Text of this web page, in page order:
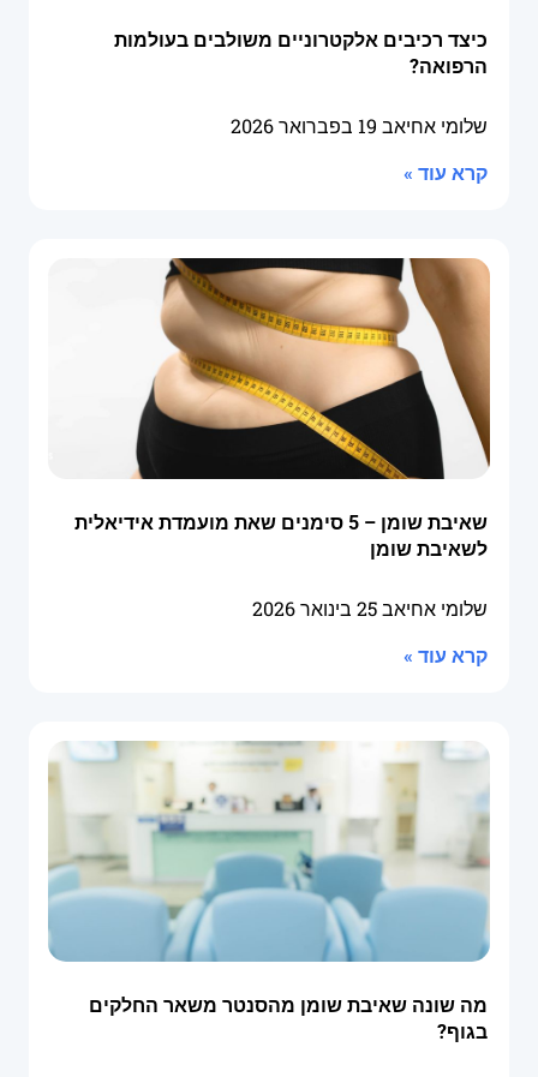
כיצד רכיבים אלקטרוניים משולבים בעולמות
הרפואה?
שלומי אחיאב 19 בפברואר 2026
קרא עוד »
שאיבת שומן – 5 סימנים שאת מועמדת אידיאלית
לשאיבת שומן
שלומי אחיאב25 בינואר 2026
קרא עוד »
מה שונה שאיבת שומן מהסנטר משאר החלקים
בגוף?